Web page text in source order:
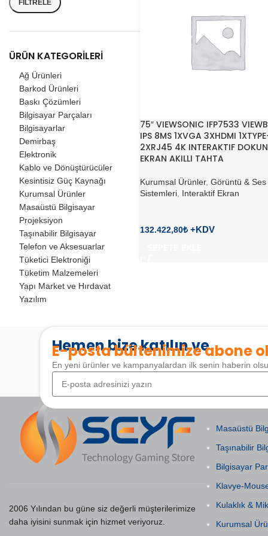
FILTRELE
ÜRÜN KATEGORILERI
Ağ Ürünleri
Barkod Ürünleri
Baskı Çözümleri
Bilgisayar Parçaları
Bilgisayarlar
Demirbaş
Elektronik
Kablo ve Dönüştürücüler
Kesintisiz Güç Kaynağı
Kurumsal Ürünler
Masaüstü Bilgisayar
Projeksiyon
Taşınabilir Bilgisayar
Telefon ve Aksesuarlar
Tüketici Elektroniği
Tüketim Malzemeleri
Yapı Market ve Hırdavat
Yazılım
75″ VIEWSONIC IFP7533
IPS 8MS 1XVGA 3XHDMI
2XRJ45 4K INTERAKTIF
EKRAN AKILLI TAHTA
Kurumsal Ürünler, Görüntü & Ses
Sistemleri Interaktif Ekran
132.422,80₺
Hemen bize katılın ve
E-posta bültenimize abone
En yeni ürünler ve kampanyalardan ilk senin haberin
2006 Yılından bu güne siz değerli müşterilerimize
daha iyisini sunmak için hizmet veriyoruz.
Masaüstü
Taşınabilir
Bilgisayar
Klavye-
Kulaklık &
Kurumsal